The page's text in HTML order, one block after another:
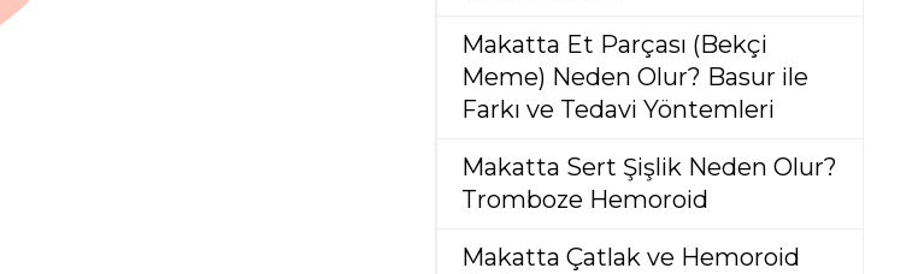
Makatta Et Parçası (Bekçi
Meme) Neden Olur? Basur ile
Farkı ve Tedavi Yöntemleri
Makatta Sert Şişlik Neden Olur?
Tromboze Hemoroid
Makatta Çatlak ve Hemoroid